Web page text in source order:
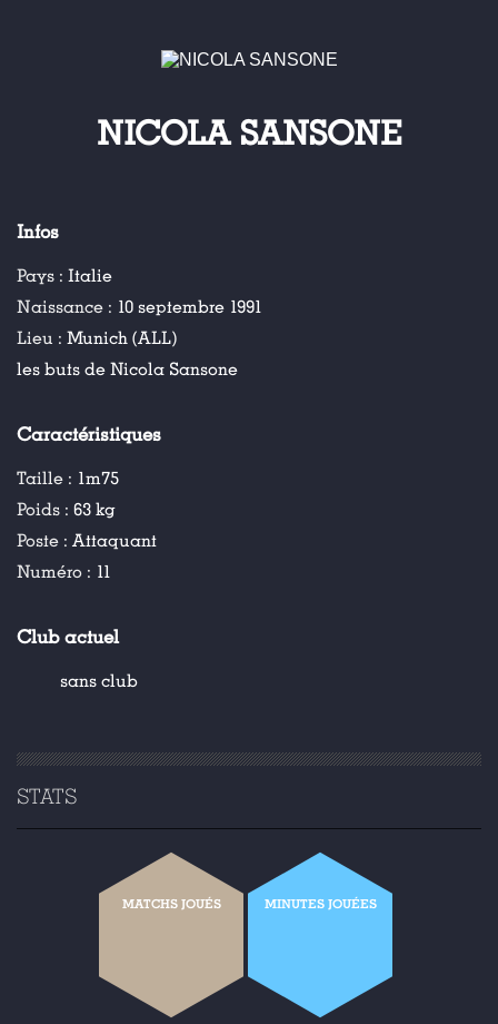
NICOLA SANSONE
Infos
Pays : Italie
Naissance : 10 septembre 1991
Lieu : Munich (ALL)
les buts de Nicola Sansone
Caractéristiques
Taille : 1m75
Poids : 63 kg
Poste : Attaquant
Numéro : 11
Club actuel
sans club
STATS
MATCHS JOUÉS MINUTES JOUÉES